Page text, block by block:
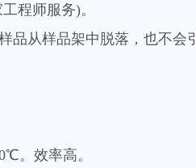
程师服务)。
从样品架中脱落，也不会
。效率高。